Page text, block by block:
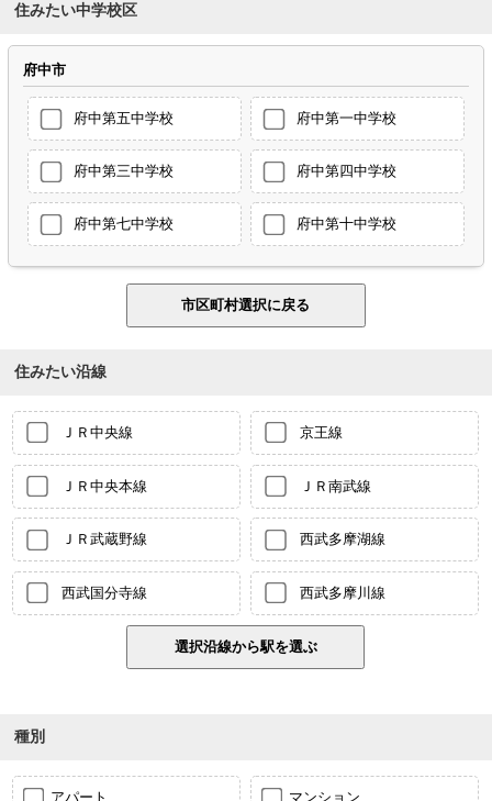
住みたい中学校区
府中市
府中第五中学校 府中第一中学校
府中第三中学校 府中第四中学校
府中第七中学校 府中第十中学校
住みたい沿線
ＪＲ中央線 京王線
ＪＲ中央本線 ＪＲ南武線
ＪＲ武蔵野線 西武多摩湖線
西武国分寺線 西武多摩川線
種別
アパート マンション